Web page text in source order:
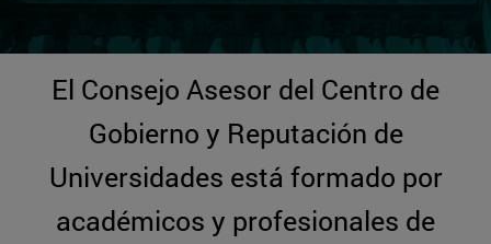
El Consejo Asesor del Centro de
Gobierno y Reputación de
Universidades está formado por
académicos y profesionales de